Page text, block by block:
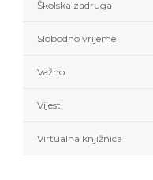
Školska zadruga
Slobodno vrijeme
Važno
Vijesti
Virtualna knjižnica